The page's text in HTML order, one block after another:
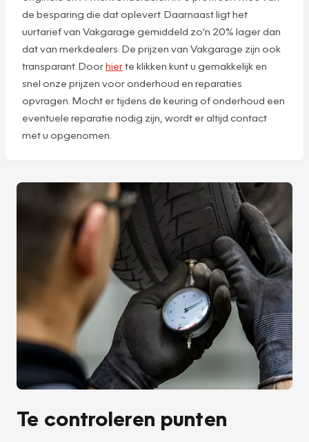
de besparing die dat oplevert. Daarnaast ligt het
uurtarief van Vakgarage gemiddeld zo’n 20% lager dan
dat van merkdealers. De prijzen van Vakgarage zijn ook
transparant. Doorhierte klikken kunt u gemakkelijk en
snel onze prijzen voor onderhoud en reparaties
opvragen. Mocht er tijdens de keuring of onderhoud een
eventuele reparatie nodig zijn, wordt er altijd contact
met u opgenomen.
Te controleren punten